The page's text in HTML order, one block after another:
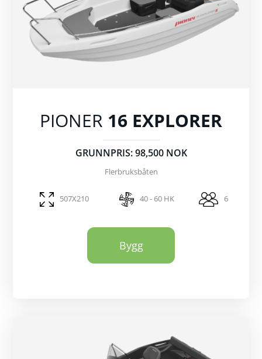
PIONER 16 EXPLORER
GRUNNPRIS: 98,500 NOK
Flerbruksbåten
507X210 40 - 60 HK 6
Bygg